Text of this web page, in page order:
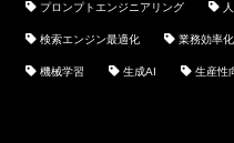
プロンプトエンジニアリング
検索エンジン最適化 業務効率化
機械学習 生成AI 生産性